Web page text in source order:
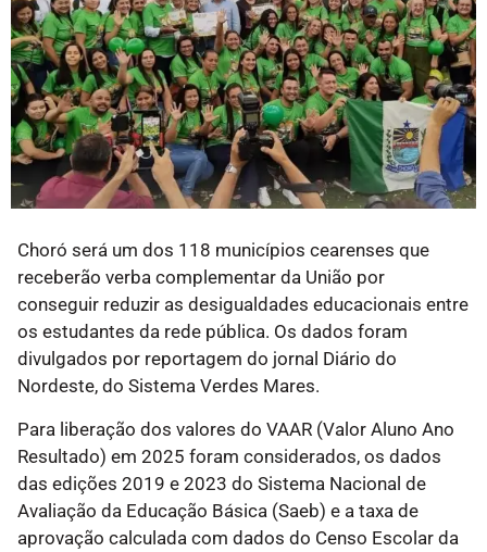
Choró será um dos 118 municípios cearenses que
receberão verba complementar da União por
conseguir reduzir as desigualdades educacionais entre
os estudantes da rede pública. Os dados foram
divulgados por reportagem do jornal Diário do
Nordeste, do Sistema Verdes Mares.
Para liberação dos valores do VAAR (Valor Aluno Ano
Resultado) em 2025 foram considerados, os dados
das edições 2019 e 2023 do Sistema Nacional de
Avaliação da Educação Básica (Saeb) e a taxa de
aprovação calculada com dados do Censo Escolar da